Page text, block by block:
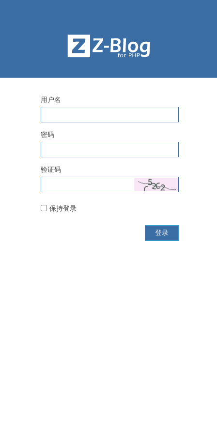
用户名
密码
验证码
保持登录